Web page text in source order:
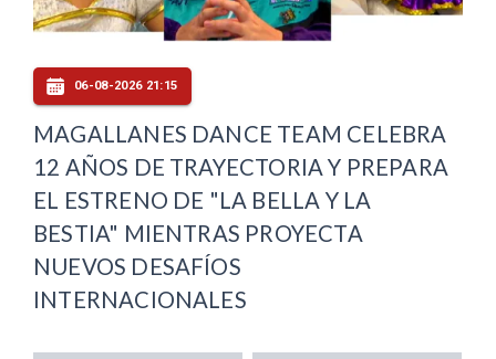
06-08-2026 21:15
MAGALLANES DANCE TEAM CELEBRA
12 AÑOS DE TRAYECTORIA Y PREPARA
EL ESTRENO DE "LA BELLA Y LA
BESTIA" MIENTRAS PROYECTA
NUEVOS DESAFÍOS
INTERNACIONALES